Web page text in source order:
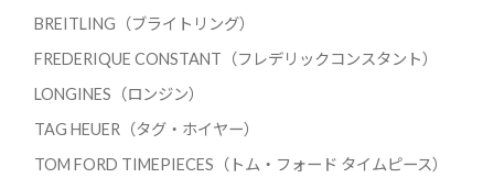
BREITLING（ブライトリング）
FREDERIQUE CONSTANT（フレデリックコンスタント）
LONGINES（ロンジン）
TAG HEUER（タグ・ホイヤー）
TOM FORD TIMEPIECES（トム・フォード タイムピース）